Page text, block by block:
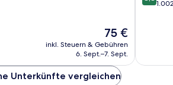
Der
Preis
beträgt
75 €
inkl. Steuern & Gebühren
6. Sept.–7. Sept.
von
Unterkünfte vergleichen